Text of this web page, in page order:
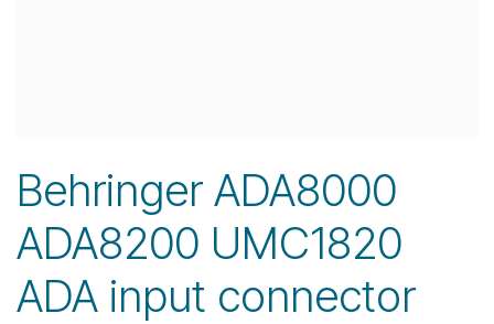
Behringer ADA8000
ADA8200 UMC1820
ADA input connector